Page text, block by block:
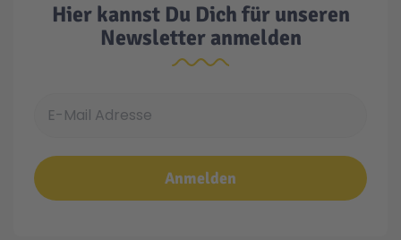
Hier kannst Du Dich für unseren
Newsletter anmelden
Anmelden